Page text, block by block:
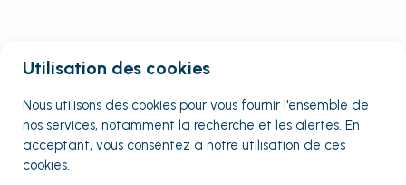
Utilisation des cookies
Nous utilisons des cookies pour vous fournir l'ensemble de
nos services, notamment la recherche et les alertes. En
acceptant, vous consentez à notre utilisation de ces
cookies.